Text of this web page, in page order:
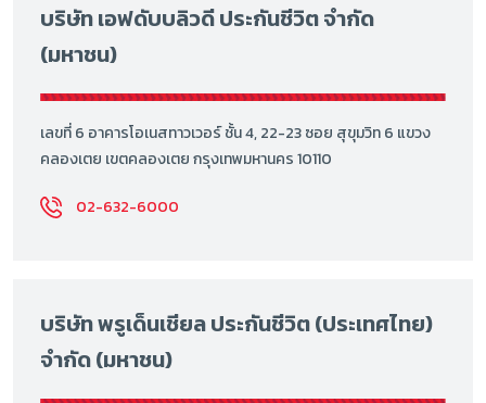
บริษัท เอฟดับบลิวดี ประกันชีวิต จำกัด
(มหาชน)
เลขที่ 6 อาคารโอเนสทาวเวอร์ ชั้น 4, 22-23 ซอย สุขุมวิท 6 แขวง
คลองเตย เขตคลองเตย กรุงเทพมหานคร 10110
02-632-6000
บริษัท พรูเด็นเชียล ประกันชีวิต (ประเทศไทย)
จำกัด (มหาชน)